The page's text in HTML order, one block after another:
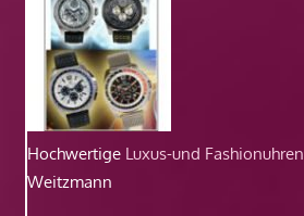
Hochwertige Luxus-und Fashionuhren
Weitzmann